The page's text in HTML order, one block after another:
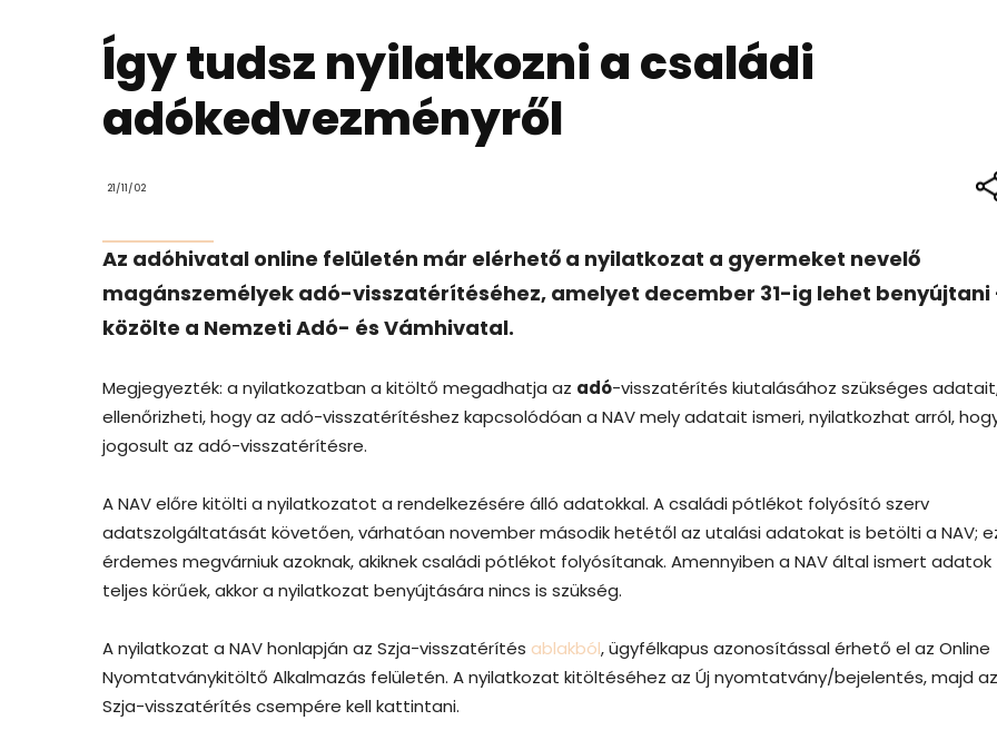
Így tudsz nyilatkozni a családi
adókedvezményről
21/11/02
Az adóhivatal online felületén már elérhető a nyilatkozat a gyermeket nevelő
magánszemélyek adó-visszatérítéséhez, amelyet december 31-ig lehet benyújtani
közölte a Nemzeti Adó- és Vámhivatal.
Megjegyezték: a nyilatkozatban a kitöltő megadhatja az adó-visszatérítés kiutalásához szükséges
ellenőrizheti, hogy az adó-visszatérítéshez kapcsolódóan a NAV mely adatait ismeri, nyilatkozhat arról,
jogosult az adó-visszatérítésre.
A NAV előre kitölti a nyilatkozatot a rendelkezésére álló adatokkal. A családi pótlékot folyósító szerv
adatszolgáltatását követően, várhatóan november második hetétől az utalási adatokat is betölti a NAV;
érdemes megvárniuk azoknak, akiknek családi pótlékot folyósítanak. Amennyiben a NAV által ismert adatok
teljes körűek, akkor a nyilatkozat benyújtására nincs is szükség.
A nyilatkozat a NAV honlapján az Szja-visszatérítés ablakból, ügyfélkapus azonosítással érhető el az Online
Nyomtatványkitöltő Alkalmazás felületén. A nyilatkozat kitöltéséhez az Új nyomtatvány/bejelentés, majd az
Szja-visszatérítés csempére kell kattintani.